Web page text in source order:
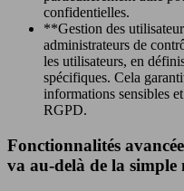
confidentielles.
**Gestion des
administrateurs de
les utilisateurs, en
spécifiques. Cela
informations sensibles
RGPD.
Fonctionnalités
va au-delà de la simple